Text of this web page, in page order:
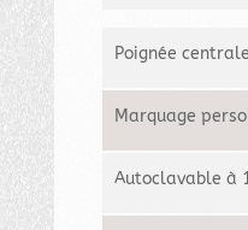
Poignée
Marquage
Autoclavable à